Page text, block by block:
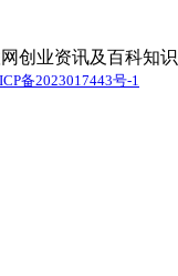
创业资讯及百科知识
备2023017443号-1